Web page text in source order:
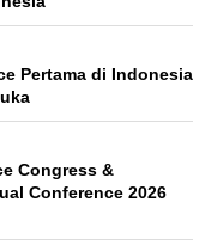
Pertama di Indonesia
Congress &
Conference 2026